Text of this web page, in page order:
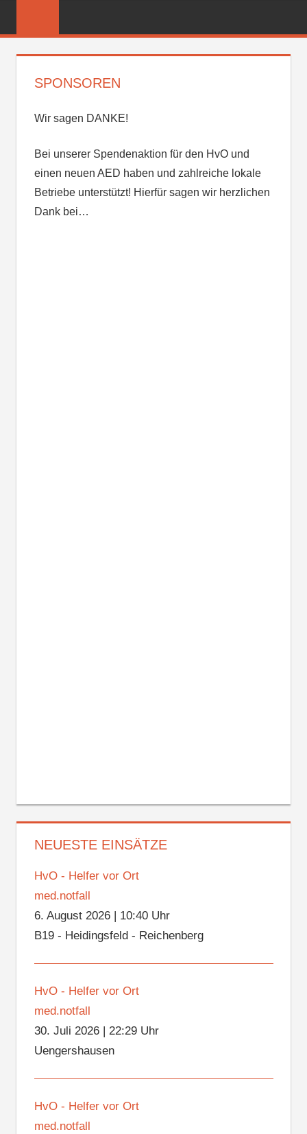
FEUERWEHR
SPONSOREN
Wir sagen DANKE!
Bei unserer Spendenaktion für den HvO und
einen neuen AED haben und zahlreiche lokale
Betriebe unterstützt! Hierfür sagen wir herzlichen
Dank bei…
NEUESTE EINSÄTZE
HvO - Helfer vor Ort
med.notfall
6. August 2026| 10:40 Uhr
B19 - Heidingsfeld - Reichenberg
HvO - Helfer vor Ort
med.notfall
30. Juli 2026| 22:29 Uhr
Uengershausen
HvO - Helfer vor Ort
med.notfall